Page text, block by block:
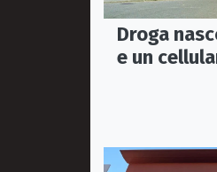
Droga
e un
detenuto: